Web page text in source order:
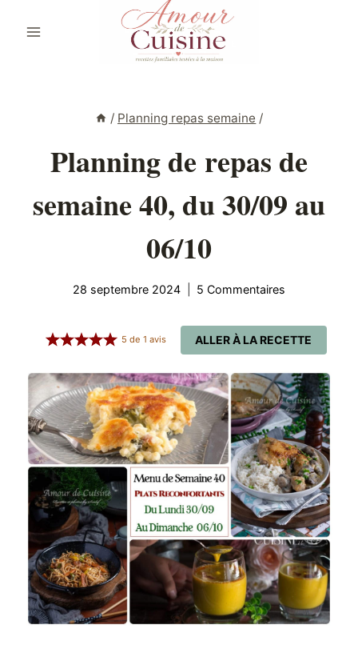
/ Planning repas semaine /
Planning de repas de
semaine 40, du 30/09 au
06/10
28 septembre 2024 5 Commentaires
ALLER À LA RECETTE
5 de1 avis